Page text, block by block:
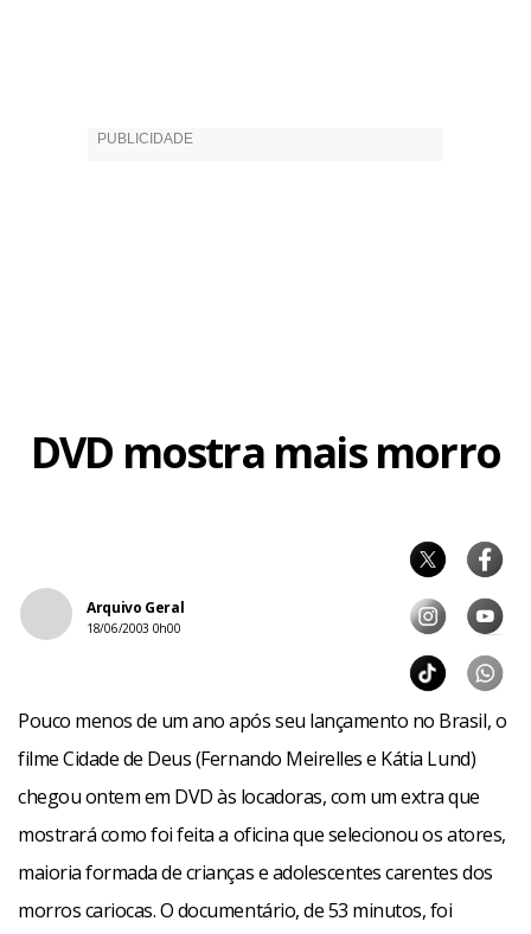
DVD mostra mais morro
Arquivo Geral
18/06/2003 0h00
Pouco menos de um ano após seu lançamento no Brasil, o
filme Cidade de Deus (Fernando Meirelles e Kátia Lund)
chegou ontem em DVD às locadoras, com um extra que
mostrará como foi feita a oficina que selecionou os atores,
maioria formada de crianças e adolescentes carentes dos
morros cariocas. O documentário, de 53 minutos, foi